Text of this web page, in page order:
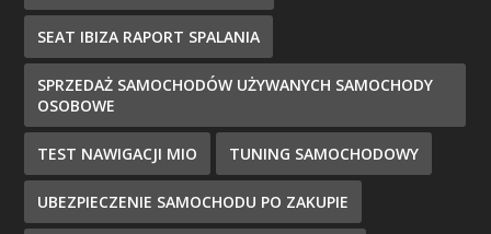
SEAT IBIZA RAPORT SPALANIA
SPRZEDAŻ SAMOCHODÓW UŻYWANYCH SAMOCHODY
OSOBOWE
TEST NAWIGACJI MIO TUNING SAMOCHODOWY
UBEZPIECZENIE SAMOCHODU PO ZAKUPIE